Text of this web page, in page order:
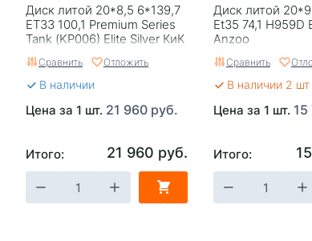
Диск литой 20*8,5 6*139,7
ET33 100,1 Premium Series
Tank (KP006) Elite Silver КиК
Сравнить Отложить
В наличии
Цена за 1 шт. 21 960 руб.
Итого: 21 960 руб.
Диск литой
Et35 74,1 H959D
Anzoo
Сравнить
В наличии 2 шт
Цена за 1 шт. 15
Итого: